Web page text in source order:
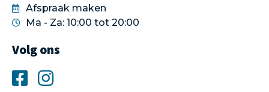
Afspraak maken
Ma - Za: 10:00 tot 20:00
Volg ons